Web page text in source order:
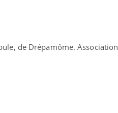
de Drépamôme. Association